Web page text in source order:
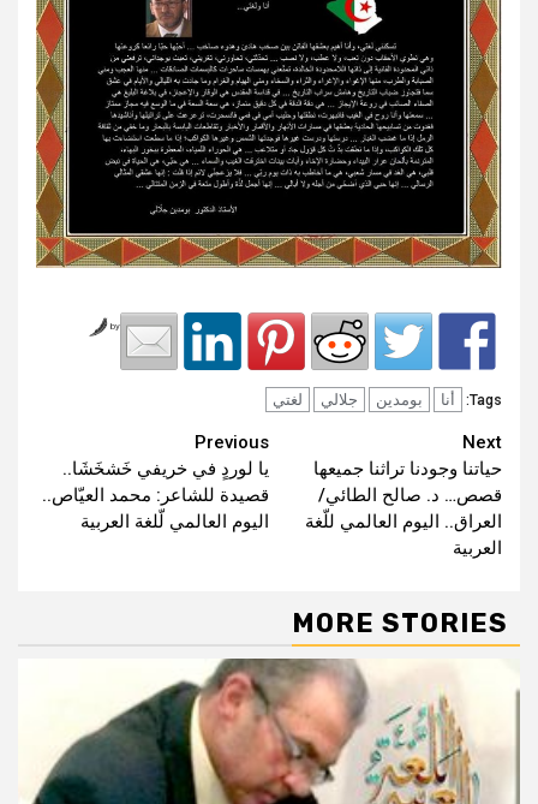
by
Tags: أنا بومدين جلالي لغتي
Continue
Reading
Previous
يا لوردٍ في خريفي خَشخَشَا..
قصيدة للشاعر: محمد العيّاص..
اليوم العالمي لّلغة العربية
Next
حياتنا وجودنا تراثنا جميعها
قصص… د. صالح الطائي/
العراق.. اليوم العالمي للّغة
العربية
MORE STORIES